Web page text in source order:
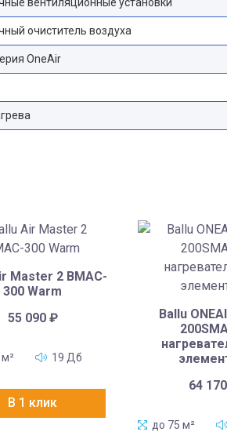
вентиляционные установки
очиститель воздуха
OneAir
Master 2 BMAC-
300 Warm
55 090 ₽
19 Дб
В 1 клик
Ballu
64 170
до 75 м²